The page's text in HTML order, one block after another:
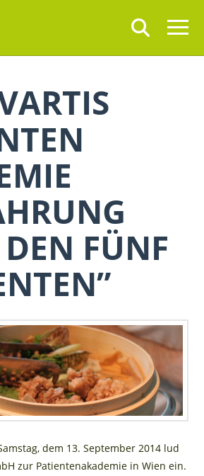
FÜNF
dem 13. September 2014 lud
zur Patientenakademie in Wien ein.